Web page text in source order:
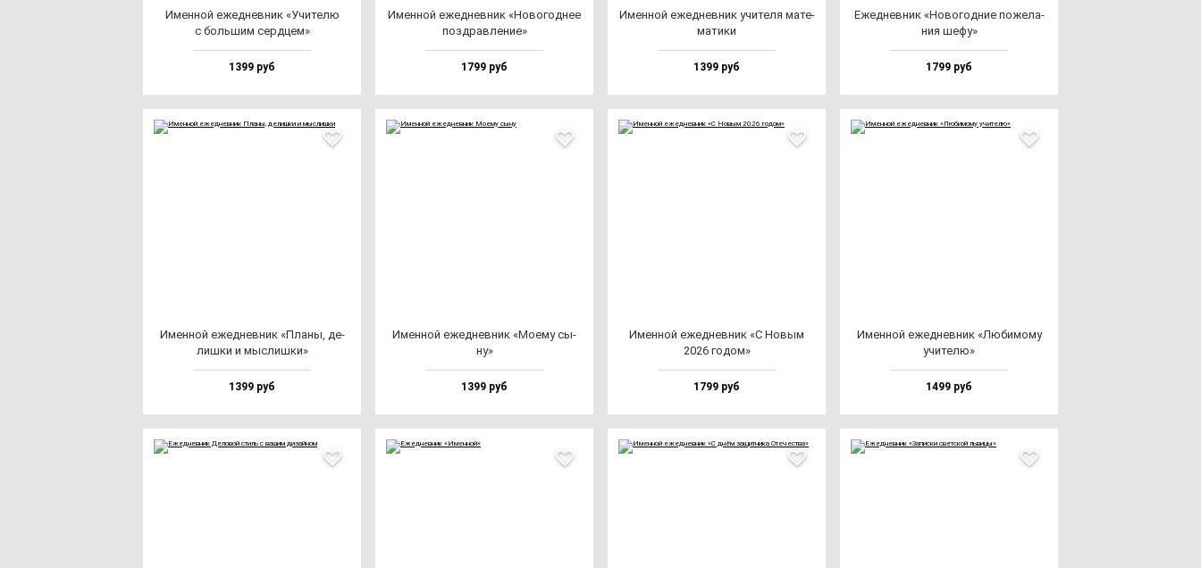
Имен­ной ежед­нев­ник «Учи­те­лю
с боль­шим сер­дцем»
1399 руб
Имен­ной ежед­нев­ник «Ново­год­нее
поз­драв­ле­ние»
1799 руб
Имен­ной ежед­нев­ник учи­те­ля ма­те­
ма­ти­ки
1399 руб
Ежед­нев­ник «Ново­год­ние по­же­ла­
ния ше­фу»
1799 руб
Имен­ной ежед­нев­ник «Пла­ны, де­
лиш­ки и мыс­лиш­ки»
1399 руб
Имен­ной ежед­нев­ник «Моему сы­
ну»
1399 руб
Имен­ной ежед­нев­ник «С Новым
2026 го­дом»
1799 руб
Имен­ной ежед­нев­ник «Люби­мо­му
учи­те­лю»
1499 руб